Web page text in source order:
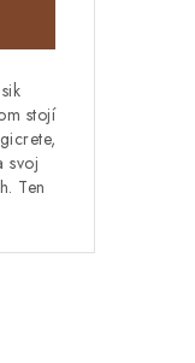
stojí
svoj
Ten